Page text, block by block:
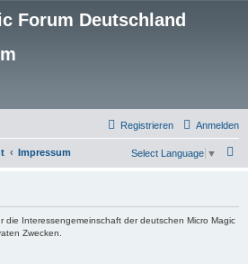
Forum Deutschland
Anmelden
Registrieren
Impressum Select Language ▼
die Interessengemeinschaft der deutschen Micro Magic
Zwecken.